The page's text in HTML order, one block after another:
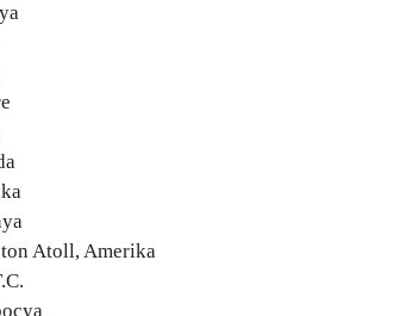
Atoll, Amerika